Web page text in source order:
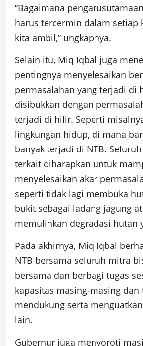
“Bagaimana
harus tercermin dalam setiap
kita ambil,” ungkapnya.
Selain itu, Miq Iqbal juga
pentingnya menyelesaikan
permasalahan yang terjadi di
disibukkan dengan
terjadi di hilir. Seperti
lingkungan hidup, di mana
banyak terjadi di NTB.
terkait diharapkan untuk
menyelesaikan akar
seperti tidak lagi membuka
bukit sebagai ladang jagung
memulihkan degradasi hutan
Pada akhirnya, Miq Iqbal
NTB bersama seluruh mitra
bersama dan berbagi tugas
kapasitas masing-masing
mendukung serta
lain.
Gubernur juga menyoroti